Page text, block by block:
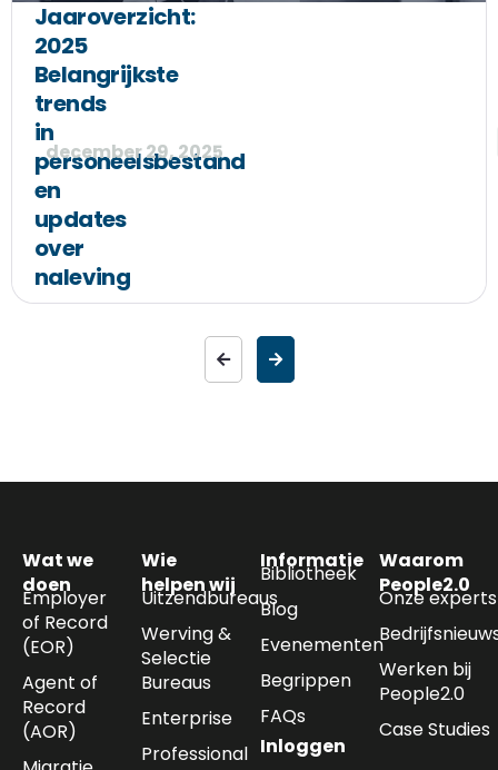
Jaaroverzicht:
2025
Belangrijkste
trends
in
personeelsbestand
en
updates
over
naleving
december 29, 2025
Wat we
doen
Employer
of Record
(EOR)
Agent of
Record
(AOR)
Wie
helpen wij
Uitzendbureaus
Werving &
Selectie
Bureaus
Enterprise
Professional
Informatie
Bibliotheek
Blog
Evenementen
Begrippen
FAQs
Inloggen
Waarom
People2.0
Onze experts
Werken bij
People2.0
Case Studies